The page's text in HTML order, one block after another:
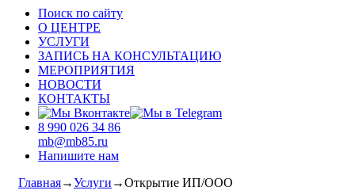
Поиск по сайту
О ЦЕНТРЕ
УСЛУГИ
ЗАПИСЬ НА КОНСУЛЬТАЦИЮ
МЕРОПРИЯТИЯ
НОВОСТИ
КОНТАКТЫ
8 990 026 34 86
mb@mb85.ru
Напишите нам
Главная→Услуги →Открытие ИП/ООО